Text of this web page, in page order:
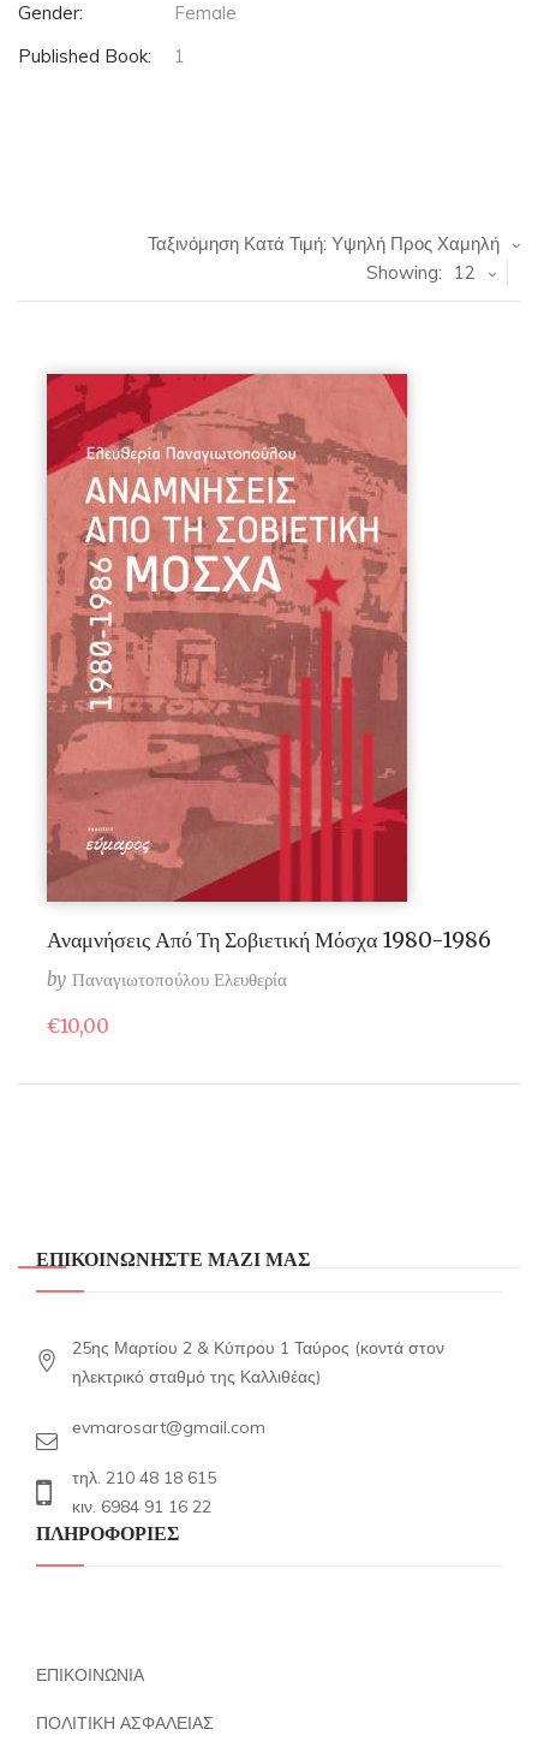
Gender:
Female
Published Book:
1
Ταξινόμηση Κατά Τιμή: Υψηλή Προς Χαμηλή
Showing:
12
Αναμνήσεις Από Τη Σοβιετική Μόσχα 1980-1986
by Παναγιωτοπούλου Ελευθερία
€10,00
ΕΠΙΚΟΙΝΩΝΗΣΤΕ ΜΑΖΙ ΜΑΣ
25ης Μαρτίου 2 & Κύπρου 1 Ταύρος (κοντά στον
ηλεκτρικό σταθμό της Καλλιθέας)
evmarosart@gmail.com
τηλ. 210 48 18 615
κιν. 6984 91 16 22
ΠΛΗΡΟΦΟΡΙΕΣ
ΕΠΙΚΟΙΝΩΝΙΑ
ΠΟΛΙΤΙΚΗ ΑΣΦΑΛΕΙΑΣ